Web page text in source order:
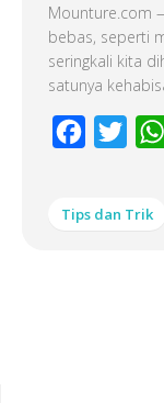
Mounture.com
bebas, seperti
seringkali kita
satunya
Facebook
Tips dan Trik